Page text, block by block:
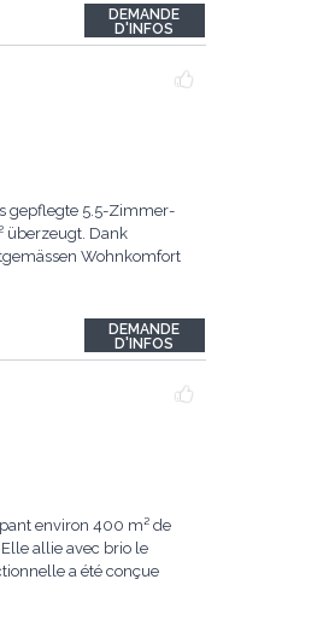
DEMANDE
D'INFOS
gepflegte 5.5-Zimmer-
überzeugt. Dank
Wohnkomfort
DEMANDE
D'INFOS
environ 400 m² de
allie avec brio le
a été conçue